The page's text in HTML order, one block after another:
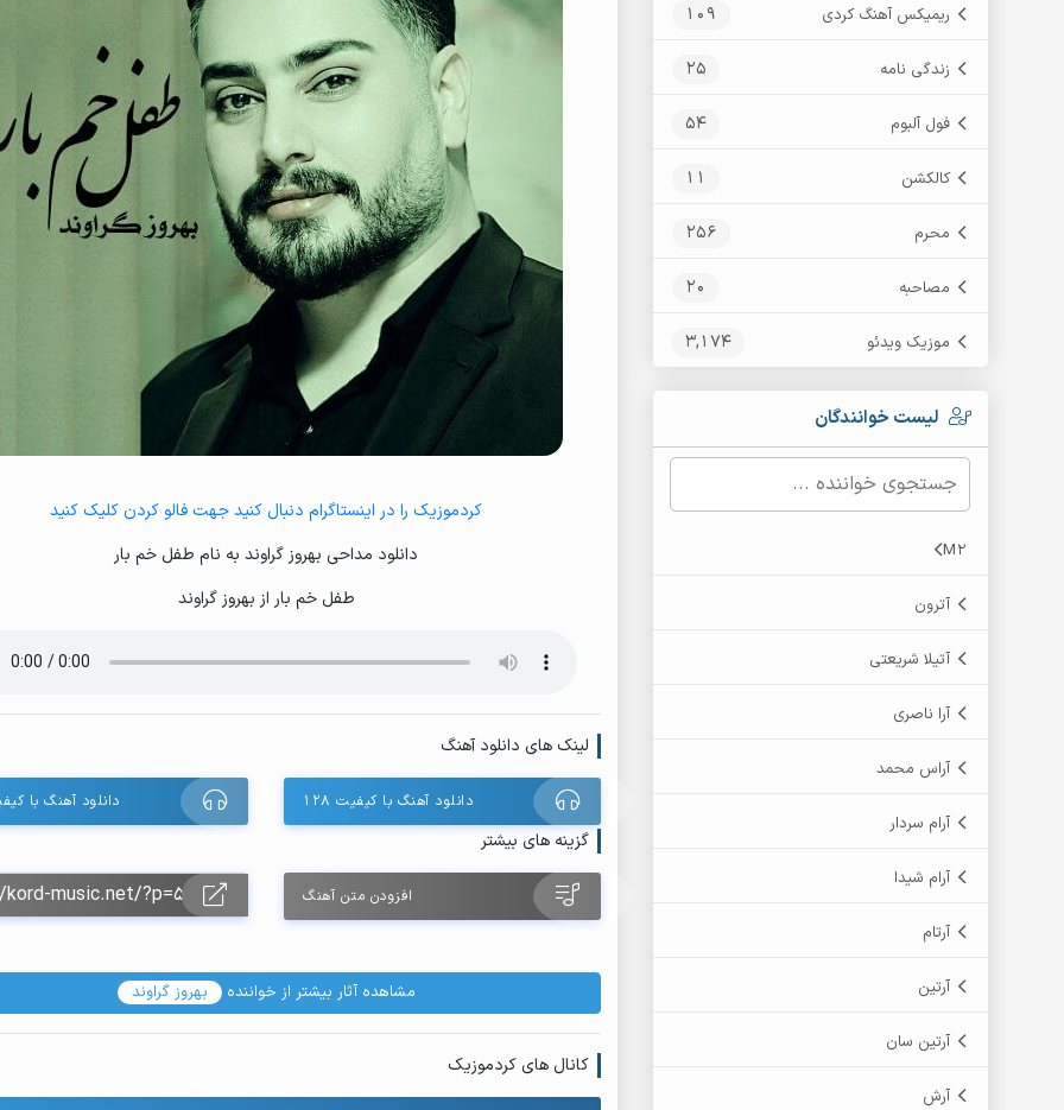
ریمیکس آهنگ کردی 109
زندگی نامه 25
فول آلبوم 54
کالکشن 11
محرم 256
مصاحبه 20
موزیک ویدئو 3,174
لیست خوانندگان
M2
آترون
آتیلا شریعتی
آرا ناصری
آراس محمد
آرام سردار
آرام شیدا
آرتام
آرتین
آرتین سان
آرش
کردموزیک را در اینستاگرام دنبال کنید جهت فالو کردن کلیک کنید
دانلود مداحی بهروز گراوند به نام طفل خم بار
طفل خم بار از بهروز گراوند
لینک های دانلود آهنگ
دانلود آهنگ با کیفیت ۱۲۸ دانلود آهنگ با
گزینه های بیشتر
افزودن متن آهنگ
مشاهده آثار بیشتر از خواننده بهروز گراوند
کانال های کردموزیک